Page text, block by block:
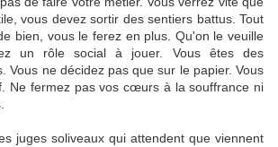
vous devez sortir des sentiers battus. Tout
bien, vous le ferez en plus. Qu'on le veuille
un rôle social à jouer. Vous êtes des
Vous ne décidez pas que sur le papier. Vous
Ne fermez pas vos cœurs à la souffrance ni
juges soliveaux qui attendent que viennent